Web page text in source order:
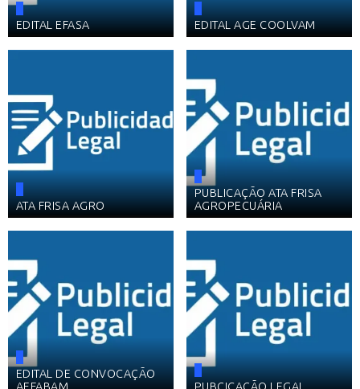
EDITAL EFASA EDITAL AGE COOLVAM
ATA FRISA AGRO
PUBLICAÇÃO ATA FRISA
AGROPECUÁRIA
EDITAL DE CONVOCAÇÃO